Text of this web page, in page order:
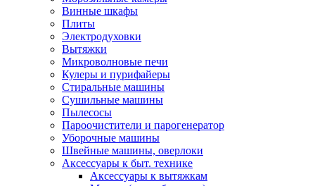
Винные шкафы
Плиты
Электродуховки
Вытяжки
Микроволновые печи
Кулеры и пурифайеры
Стиральные машины
Сушильные машины
Пылесосы
Пароочистители и парогенератор
Уборочные машины
Швейные машины, оверлоки
Аксессуары к быт. технике
Аксессуары к вытяжкам